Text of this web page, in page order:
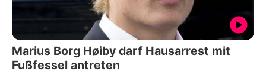
Marius Borg Høiby darf Hausarrest mit
Fußfessel antreten